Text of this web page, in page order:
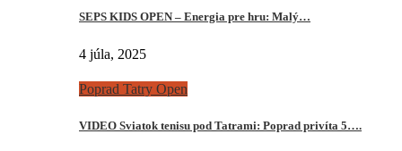
SEPS KIDS OPEN – Energia pre hru: Malý…
4 júla, 2025
Poprad Tatry Open
VIDEO Sviatok tenisu pod Tatrami: Poprad privíta 5….